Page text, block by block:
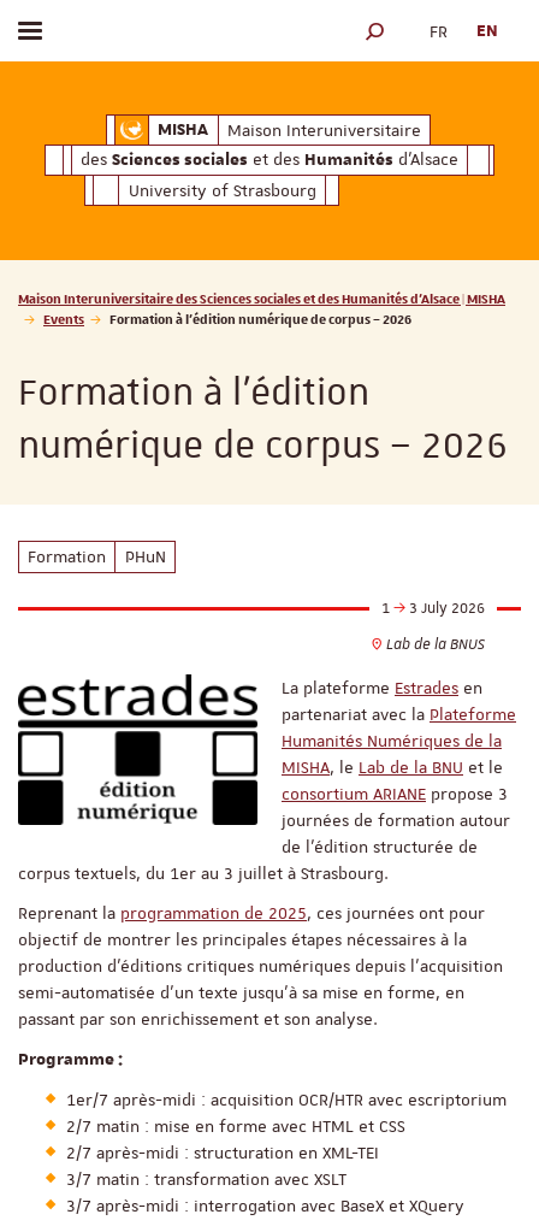
MISHAMaison Interuniversitaire des
Maison Interuniversitaire
des Sciences sociales et des Humanités d'Alsace
University of Strasbourg
Toggle menu SEARCH ENGINE
FR EN
Vous êtes ici :
Maison Interuniversitaire des Sciences sociales et des Humanités d'Alsace | MISHA
Events
Formation à l’édition numérique de corpus – 2026
Formation à l’édition
numérique de corpus – 2026
Formation PHuN
1
3 July 2026
Lab de la BNUS
La plateforme Estrades en
partenariat avec la Plateforme
Humanités Numériques de la
MISHA, le Lab de la BNU et le
consortium ARIANE propose 3
journées de formation autour
de l’édition structurée de
corpus textuels, du 1er au 3 juillet à Strasbourg.
Reprenant la programmation de 2025, ces journées ont pour
objectif de montrer les principales étapes nécessaires à la
production d’éditions critiques numériques depuis l’acquisition
semi-automatisée d’un texte jusqu’à sa mise en forme, en
passant par son enrichissement et son analyse.
Programme :
1er/7 après-midi : acquisition OCR/HTR avec escriptorium
2/7 matin : mise en forme avec HTML et CSS
2/7 après-midi : structuration en XML-TEI
3/7 matin : transformation avec XSLT
3/7 après-midi : interrogation avec BaseX et XQuery